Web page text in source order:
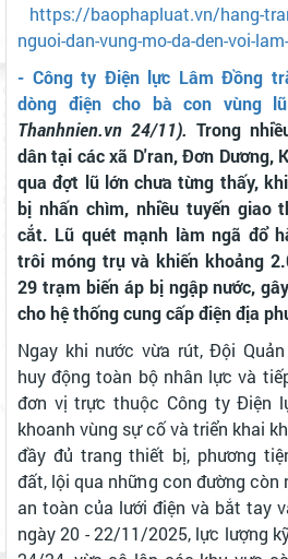
https://baophapluat.vn/hang-
nguoi-dan-vung-mo-da-den-voi-
- Công ty Điện lực Lâm Đồng
dòng điện cho bà con vùng lũ
Thanhnien.vn 24/11).Trong
dân tại các xã D'ran, Đơn Dương,
qua đợt lũ lớn chưa từng thấy,
bị nhấn chìm, nhiều tuyến giao
cắt. Lũ quét mạnh làm ngã đổ
trôi móng trụ và khiến khoảng
29 trạm biến áp bị ngập nước,
cho hệ thống cung cấp điện địa
Ngay khi nước vừa rút, Đội
huy động toàn bộ nhân lực và
đơn vị trực thuộc Công ty Điện
khoanh vùng sự cố và triển khai
đầy đủ trang thiết bị, phương
đất, lội qua những con đường còn
an toàn của lưới điện và bắt tay
ngày 20 - 22/11/2025, lực lượng